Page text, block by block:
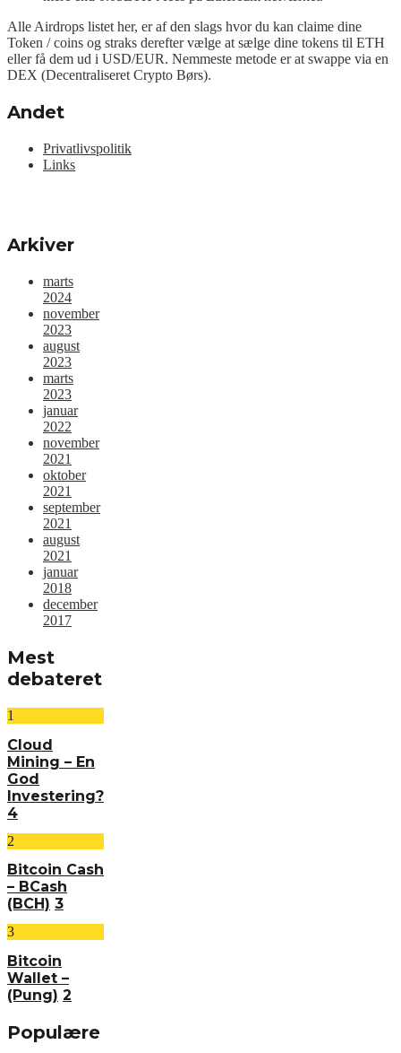
Alle Airdrops listet her, er af den slags hvor du kan claime dine
Token / coins og straks derefter vælge at sælge dine tokens til ETH
eller få dem ud i USD/EUR. Nemmeste metode er at swappe via en
DEX (Decentraliseret Crypto Børs).
Andet
Privatlivspolitik
Links
Arkiver
marts
2024
november
2023
august
2023
marts
2023
januar
2022
november
2021
oktober
2021
september
2021
august
2021
januar
2018
december
2017
Mest
debateret
1
Cloud
Mining – En
God
Investering?
4
2
Bitcoin Cash
– BCash
(BCH) 3
3
Bitcoin
Wallet –
(Pung) 2
Populære